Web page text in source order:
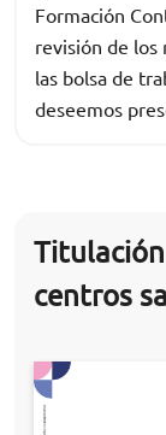
Formación
revisión de los
las bolsa de
deseemos
centros